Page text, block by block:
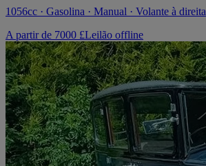
1056cc · Gasolina · Manual · Volante à direita
A partir de 7000 £Leilão offline